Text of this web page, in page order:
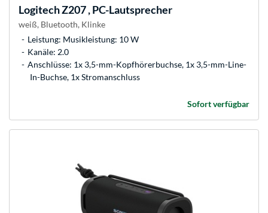
LogitechZ207 , PC-Lautsprecher
weiß, Bluetooth, Klinke
Leistung: Musikleistung: 10 W
Kanäle: 2.0
Anschlüsse: 1x 3,5-mm-Kopfhörerbuchse, 1x 3,5-mm-Line-
In-Buchse, 1x Stromanschluss
Sofort verfügbar